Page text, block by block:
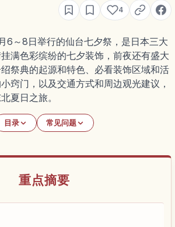
4
6～8日举行的仙台七夕祭，是日本三大
满色彩缤纷的七夕装饰，前夜还有盛大
祭典的起源和特色、必看装饰区域和活
窍门，以及交通方式和周边观光建议，
夏日之旅。
目录 常见问题
重点摘要